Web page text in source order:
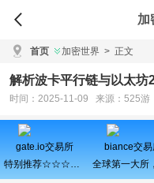
加
首页 加密世界 > 正文
解析波卡平行链与以太坊
时间：2025-11-09 来源：525游
gate.io交易所
特别推荐☆☆☆百倍币之王
biance交易